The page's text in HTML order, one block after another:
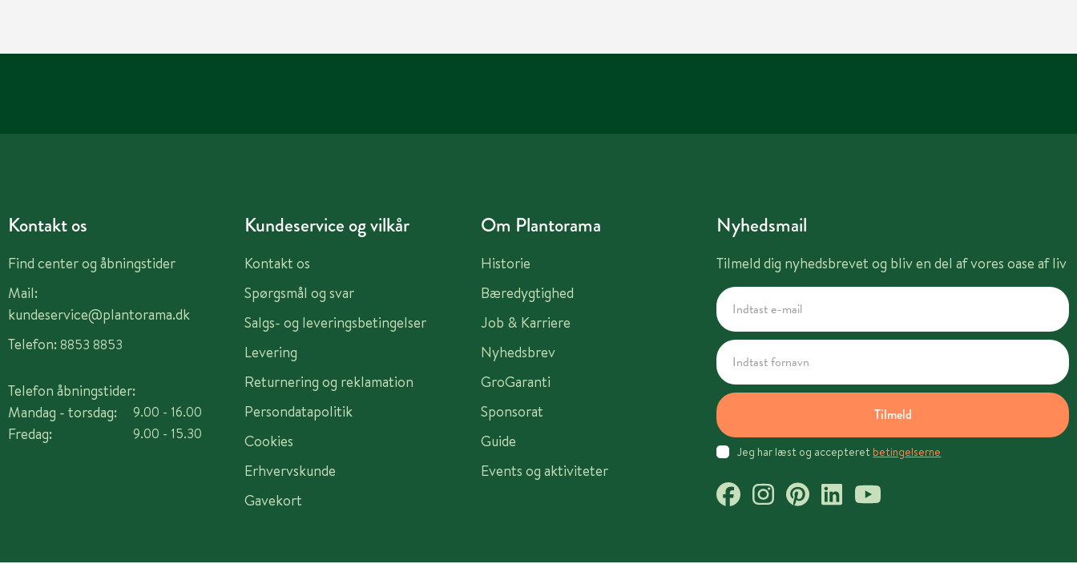
Kontakt os
Find center og åbningstider
Mail:
kundeservice@plantorama.dk
Telefon: 8853 8853
Telefon åbningstider:
Mandag - torsdag:
Fredag:
9.00 - 16.00
9.00 - 15.30
Kundeservice og vilkår
Kontakt os
Spørgsmål og svar
Salgs- og leveringsbetingelser
Levering
Returnering og reklamation
Persondatapolitik
Cookies
Erhvervskunde
Gavekort
Om Plantorama
Historie
Bæredygtighed
Job & Karriere
Nyhedsbrev
GroGaranti
Sponsorat
Guide
Events og aktiviteter
Nyhedsmail
Tilmeld dig nyhedsbrevet og bliv en del af vores oase af liv
Tilmeld
Jeg har læst og accepteret betingelserne